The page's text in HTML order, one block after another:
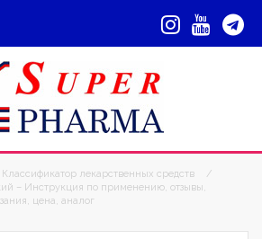
Классификатор лекарственных средств
/
– Инструкция по применению, отзывы,
цена, аналог